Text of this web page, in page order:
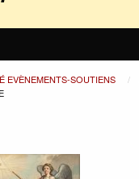
EVÈNEMENTS-SOUTIENS